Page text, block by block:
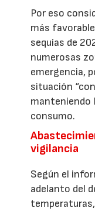
Por eso
más
sequías de
numerosas
emergencia,
situación
manteniendo
consumo.
vigilancia
Según el
adelanto del